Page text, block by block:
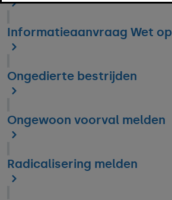
Informatieaanvraag Wet
Ongedierte bestrijden
Ongewoon voorval melden
Radicalisering melden